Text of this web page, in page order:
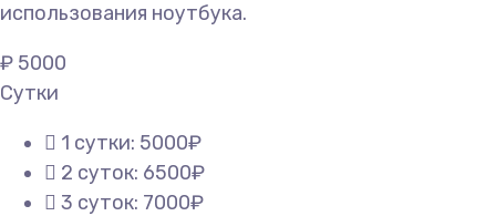
использования ноутбука.
₽ 5000
Сутки
1 сутки: 5000₽
2 суток: 6500₽
3 суток: 7000₽